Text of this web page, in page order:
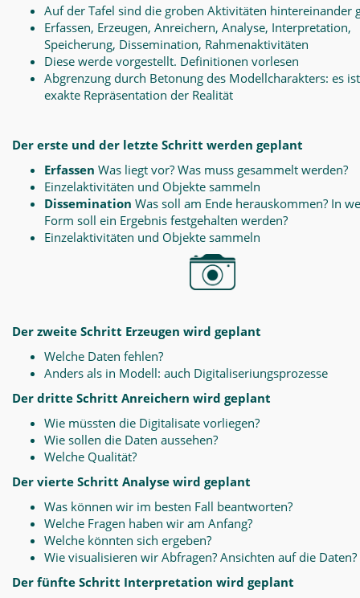
Auf der Tafel sind die groben Aktivitäten hintereinander
Erfassen, Erzeugen, Anreichern, Analyse, Interpretation,
Speicherung, Dissemination, Rahmenaktivitäten
Diese werde vorgestellt. Definitionen vorlesen
Abgrenzung durch Betonung des Modellcharakters: es
exakte Repräsentation der Realität
Der erste und der letzte Schritt werden geplant
Erfassen Was liegt vor? Was muss gesammelt werden?
Einzelaktivitäten und Objekte sammeln
Dissemination Was soll am Ende herauskommen? In
Form soll ein Ergebnis festgehalten werden?
Einzelaktivitäten und Objekte sammeln
Der zweite Schritt Erzeugen wird geplant
Welche Daten fehlen?
Anders als in Modell: auch Digitaliseriungsprozesse
Der dritte Schritt Anreichern wird geplant
Wie müssten die Digitalisate vorliegen?
Wie sollen die Daten aussehen?
Welche Qualität?
Der vierte Schritt Analyse wird geplant
Was können wir im besten Fall beantworten?
Welche Fragen haben wir am Anfang?
Welche könnten sich ergeben?
Wie visualisieren wir Abfragen? Ansichten auf die Daten?
Der fünfte Schritt Interpretation wird geplant